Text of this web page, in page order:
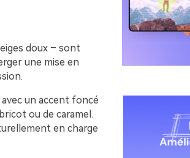
doux – sont
une mise en
un accent foncé
ou de caramel.
en charge